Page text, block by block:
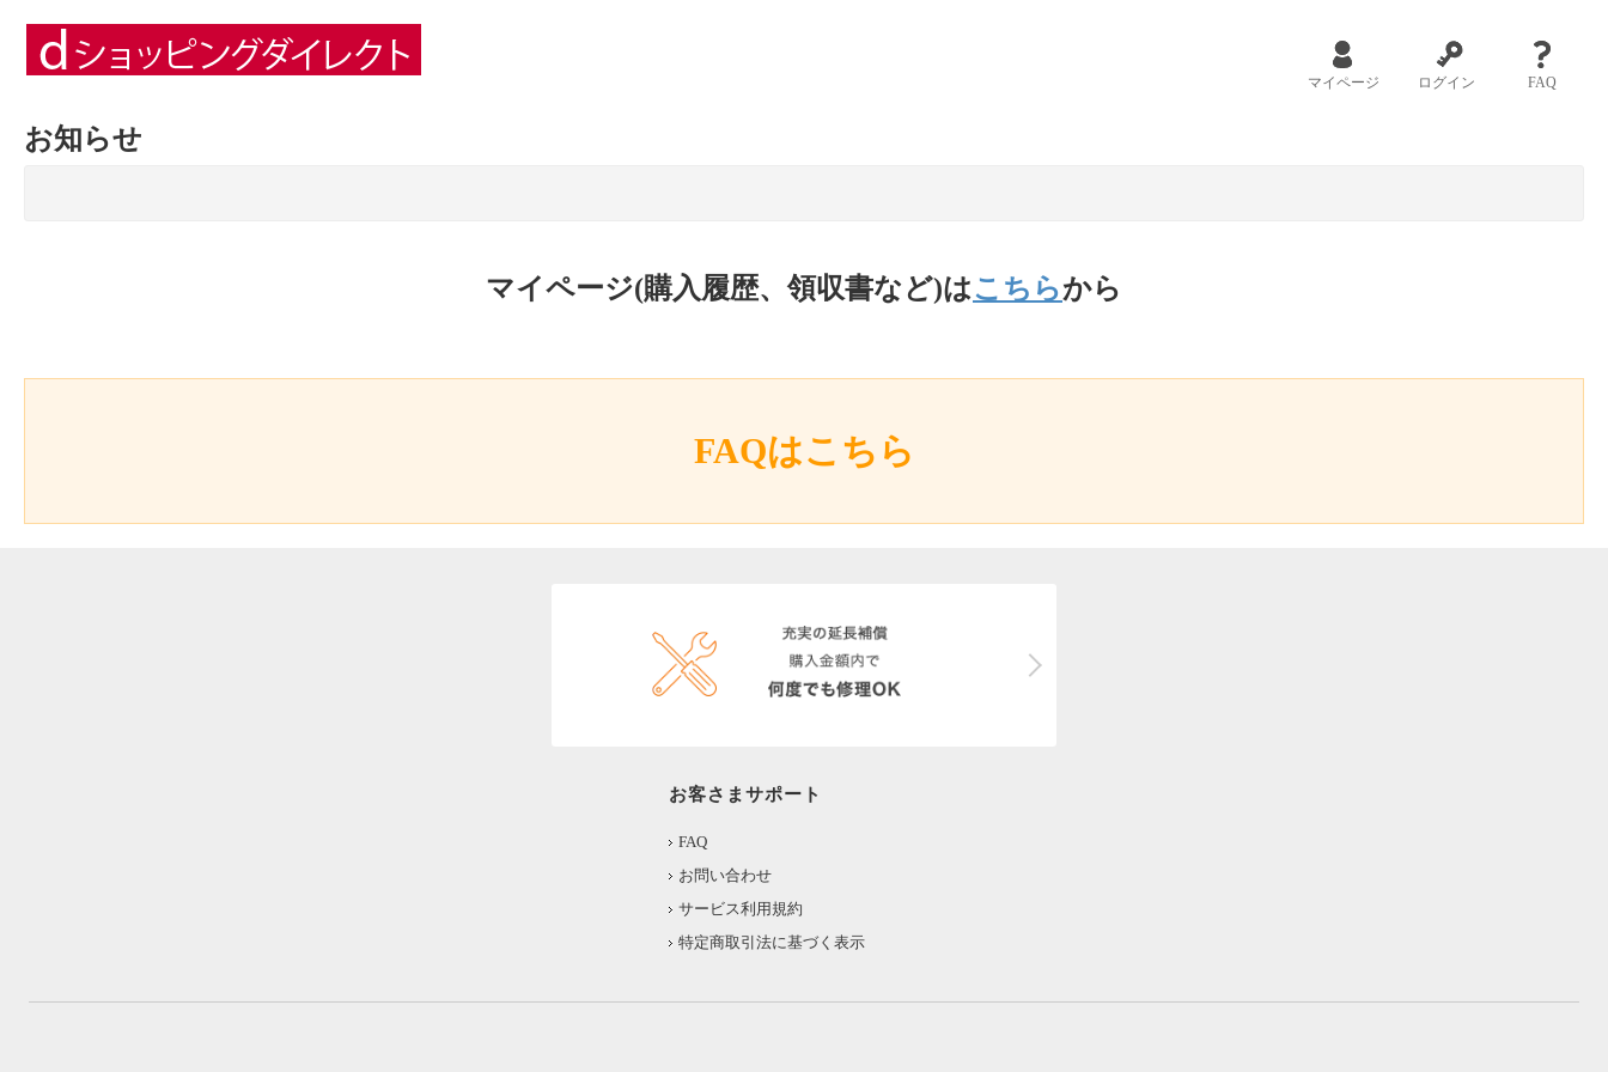
マイページ ログイン FAQ
お知らせ
マイページ(購入履歴、領収書など)はこちらから
FAQはこちら
お客さまサポート
FAQ
お問い合わせ
サービス利用規約
特定商取引法に基づく表示